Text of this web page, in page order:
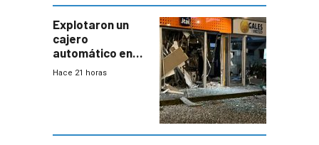
con mayor
miedo”
Explotaron un
cajero
automático en
Parque Miramar;
Hace 21 horas